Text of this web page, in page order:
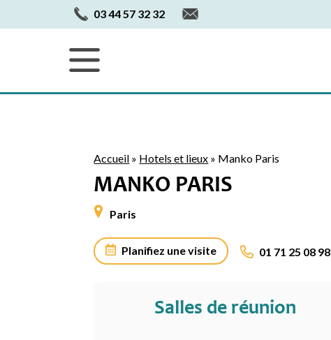
03 44 57 32 32
Accueil » Hotels et lieux » Manko Paris
MANKO PARIS
Paris
Planifiez une visite 01 71 25 08 98
Salles de réunion